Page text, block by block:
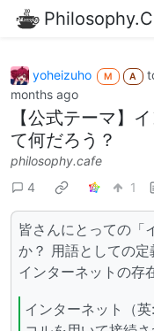
yoheizuho M A
months ago
【公式テーマ】
て何だろう？
philosophy.cafe
4
1
皆さんにとっての「
か？ 用語としての
インターネットの存
インターネット（